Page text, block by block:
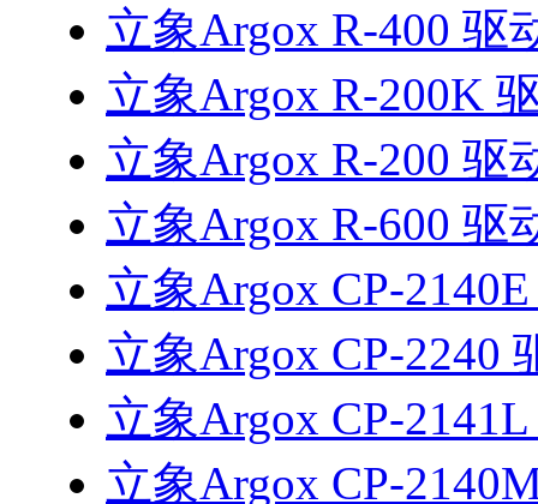
立象Argox R-400 驱
立象Argox R-200K
立象Argox R-200 驱
立象Argox R-600 驱
立象Argox CP-
立象Argox CP-2240
立象Argox CP-
立象Argox CP-